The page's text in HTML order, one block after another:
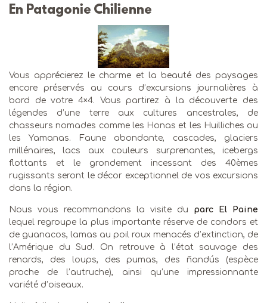
En Patagonie Chilienne
Vous apprécierez le charme et la beauté des paysages
encore préservés au cours d’excursions journalières à
bord de votre 4×4. Vous partirez à la découverte des
légendes d’une terre aux cultures ancestrales, de
chasseurs nomades comme les Honas et les Huilliches ou
les Yamanas. Faune abondante, cascades, glaciers
millénaires, lacs aux couleurs surprenantes, icebergs
flottants et le grondement incessant des 40èmes
rugissants seront le décor exceptionnel de vos excursions
dans la région.
Nous vous recommandons la visite du parc El Paine
lequel regroupe la plus importante réserve de condors et
de guanacos, lamas au poil roux menacés d’extinction, de
l’Amérique du Sud. On retrouve à l’état sauvage des
renards, des loups, des pumas, des ñandús (espèce
proche de l’autruche), ainsi qu’une impressionnante
variété d’oiseaux.